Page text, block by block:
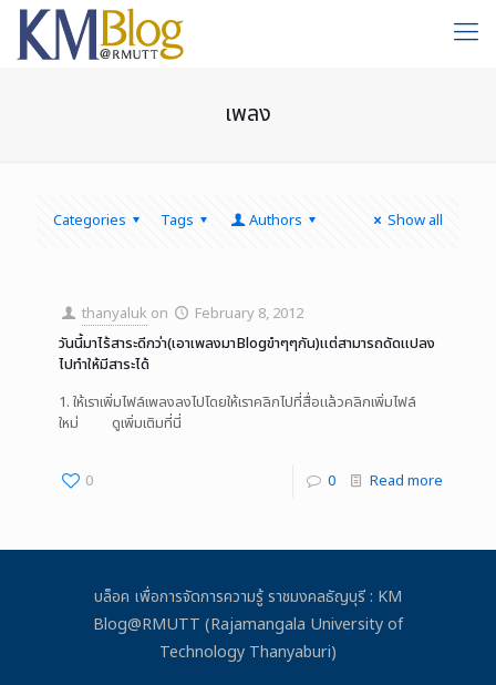
เพลง
Categories Tags Authors Show all
thanyaluk on
February 8, 2012
วันนี้มาไร้สาระดีกว่า(เอาเพลงมาBlogขำๆๆกัน)แต่สามารถดัดแปลง
ไปทำให้มีสาระได้
1. ให้เราเพิ่มไฟล์เพลงลงไปโดยให้เราคลิกไปที่สื่อแล้วคลิกเพิ่มไฟล์
ใหม่ ดูเพิ่มเติมที่นี่
0 0 Read more
บล็อค เพื่อการจัดการความรู้ ราชมงคลธัญบุรี : KM
Blog@RMUTT (Rajamangala University of
Technology Thanyaburi)